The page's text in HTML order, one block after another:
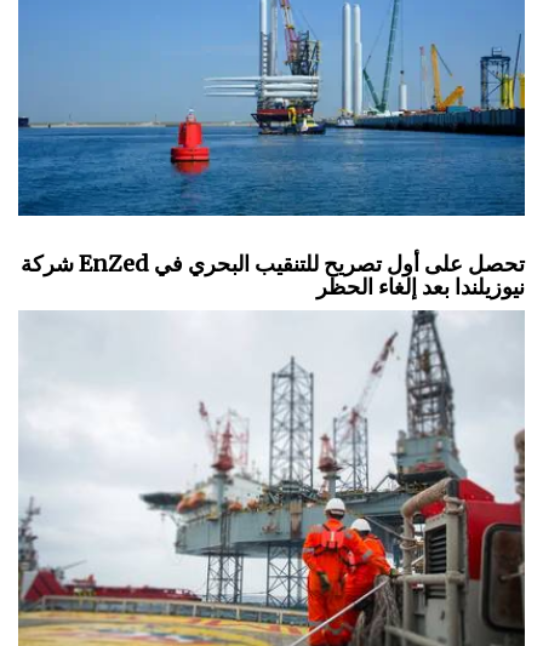
شركة EnZed تحصل على أول تصريح للتنقيب البحري في
نيوزيلندا بعد إلغاء الحظر